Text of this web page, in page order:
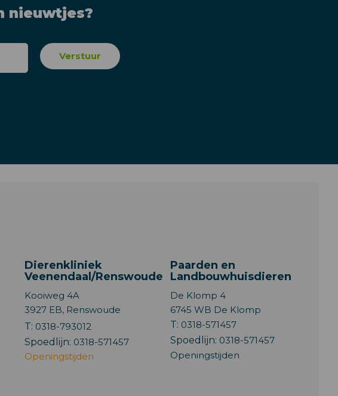
nieuwtjes?
Dierenkliniek
Veenendaal/Renswoude
Kooiweg 4A
3927 EB, Renswoude
T: 0318-793012
Spoedlijn: 0318-571457
Openingstijden
Paarden en
Landbouwhuisdieren
De Klomp 4
6745 WB De Klomp
T: 0318-571457
Spoedlijn: 0318-571457
Openingstijden